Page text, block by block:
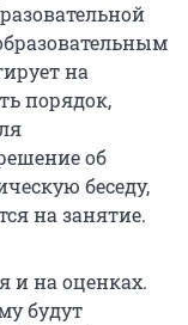
на
порядок,
об
беседу,
на занятие.
и на оценках.
будут